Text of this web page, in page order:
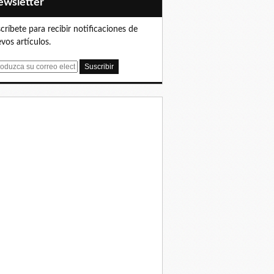
para recibir notificaciones de
artículos.